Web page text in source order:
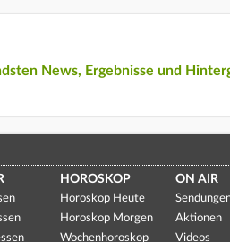
News, Ergebnisse und
HOROSKOP
Horoskop Heute
Horoskop Morgen
Wochenhoroskop
ON AIR
Aktionen
Videos